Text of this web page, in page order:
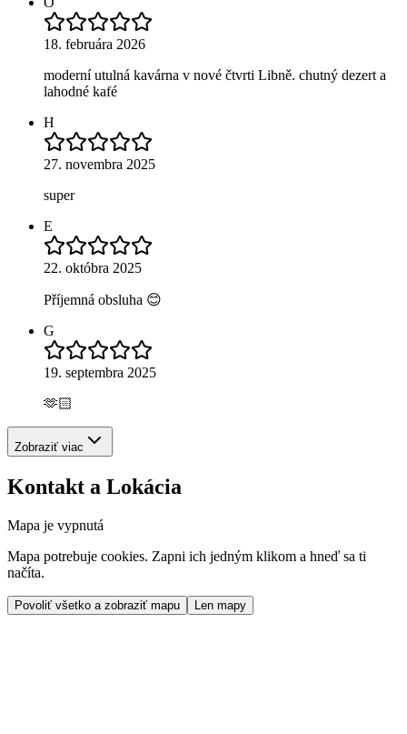
18. februára 2026
moderní utulná kavárna v nové čtvrti Libně. chutný dezert a
lahodné kafé
H
27. novembra 2025
super
E
22. októbra 2025
Příjemná obsluha 😊
G
19. septembra 2025
🫶🏻
Zobraziť viac
Kontakt a Lokácia
Mapa je vypnutá
Mapa potrebuje cookies. Zapni ich jedným klikom a hneď sa ti
načíta.
Povoliť všetko a zobraziť mapu Len mapy